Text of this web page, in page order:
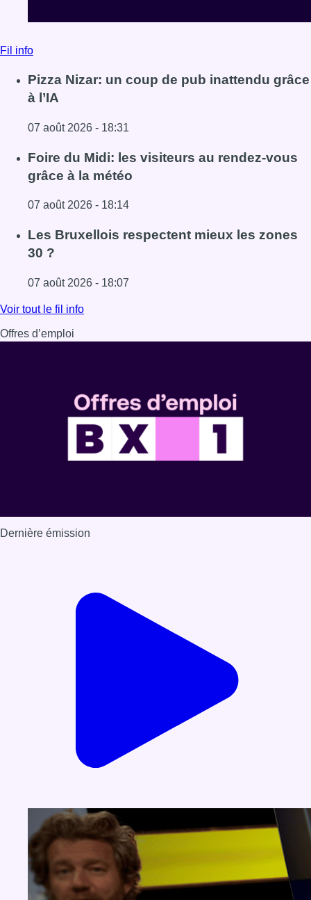
Fil info
Pizza Nizar: un coup de pub inattendu grâce
à l’IA
07 août 2026 - 18:31
Lire l'article Pizza Nizar: un coup de pub inattendu grâce
Foire du Midi: les visiteurs au rendez-vous
grâce à la météo
07 août 2026 - 18:14
Lire l'article Foire du Midi: les visiteurs au rendez-vous
Les Bruxellois respectent mieux les zones
30 ?
07 août 2026 - 18:07
Lire l'article Les Bruxellois respectent mieux les zones 30
Voir tout le fil info
Offres d’emploi
Dernière émission